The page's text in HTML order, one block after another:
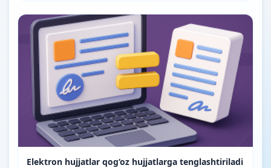
Elektron hujjatlar qog‘oz hujjatlarga tenglashtiriladi